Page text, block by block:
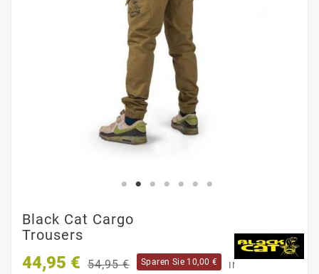
Black Cat Cargo
Trousers
44,95 € 54,95 € Sparen Sie 10,00 € INKL. MWST.